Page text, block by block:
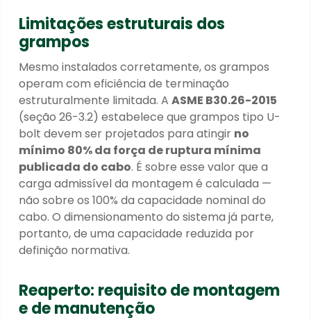
Limitações estruturais dos
grampos
Mesmo instalados corretamente, os grampos
operam com eficiência de terminação
estruturalmente limitada. AASME B30.26-2015
(seção 26-3.2) estabelece que grampos tipo U-
bolt devem ser projetados para atingir no
mínimo 80% da força de ruptura mínima
publicada do cabo. É sobre esse valor que a
carga admissível da montagem é calculada —
não sobre os 100% da capacidade nominal do
cabo. O dimensionamento do sistema já parte,
portanto, de uma capacidade reduzida por
definição normativa.
Reaperto: requisito de montagem
e de manutenção